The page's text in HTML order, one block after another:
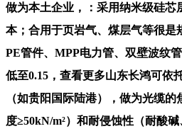
做为本土企业，：采用纳米级硅芯
本；合用于页岩气、煤层气等很是
PE管件、MPP电力管、双壁波纹
低至0.15，查看更多山东长鸿可依
（如贵阳国际陆港），做为光缆
度≥50kN/m²）和耐侵蚀性（耐酸